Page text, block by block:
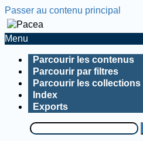
Passer au contenu principal
Menu
Parcourir les contenus
Parcourir par filtres
Parcourir les collections
Index
Exports